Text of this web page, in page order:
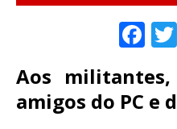
F
c
e
Aos
amigos do PC e